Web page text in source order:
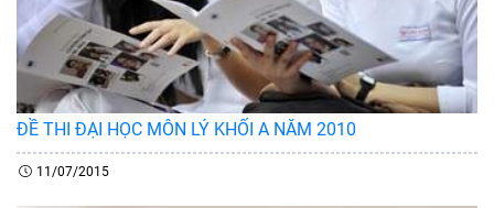
ĐỀ THI ĐẠI HỌC MÔN LÝ KHỐI A NĂM 2010
11/07/2015